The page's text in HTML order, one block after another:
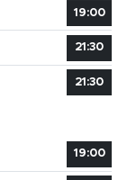
19:00
21:30
21:30
19:00